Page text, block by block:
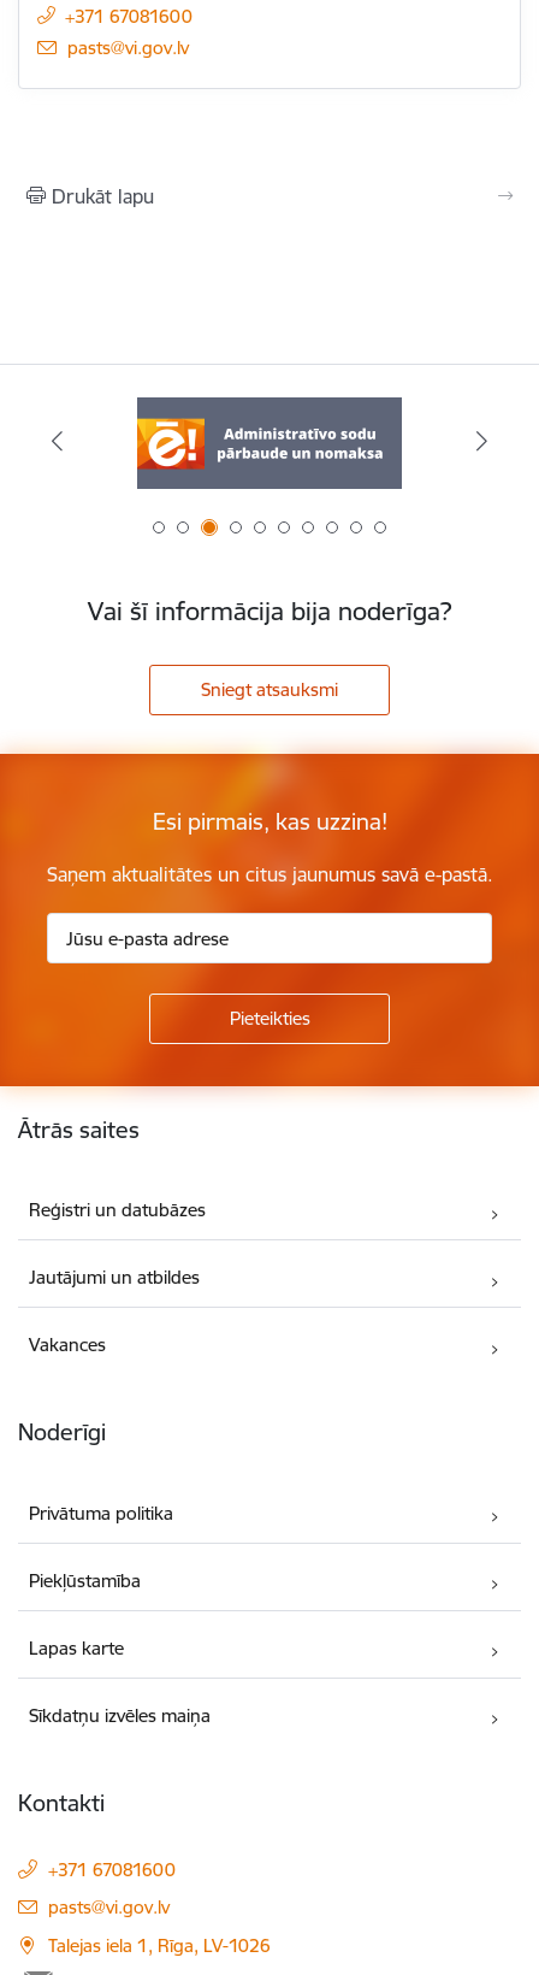
+371 67081600
E-pasts:
pasts@vi.gov.lv
Drukāt lapu
Vai šī informācija bija noderīga?
Sniegt atsauksmi
Esi pirmais, kas uzzina!
Saņem aktualitātes un citus jaunumus savā e-pastā.
Kājene
Ātrās saites
Reģistri un datubāzes
Jautājumi un atbildes
Vakances
Noderīgi
Privātuma politika
Piekļūstamība
Lapas karte
Sīkdatņu izvēles maiņa
Kontakti
+371 67081600
E-pasts:
pasts@vi.gov.lv
Talejas iela 1, Rīga, LV-1026